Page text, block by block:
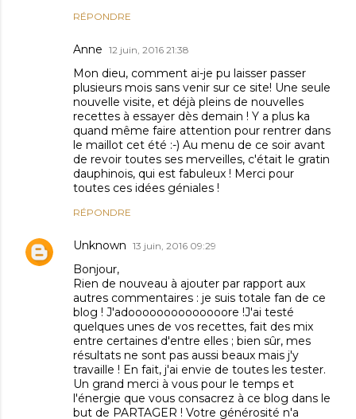
RÉPONDRE
Anne 12 juin, 2016 21:38
Mon dieu, comment ai-je pu laisser passer
plusieurs mois sans venir sur ce site! Une seule
nouvelle visite, et déjà pleins de nouvelles
recettes à essayer dès demain ! Y a plus ka
quand même faire attention pour rentrer dans
le maillot cet été :-) Au menu de ce soir avant
de revoir toutes ses merveilles, c'était le gratin
dauphinois, qui est fabuleux ! Merci pour
toutes ces idées géniales !
RÉPONDRE
Unknown 13 juin, 2016 09:29
Bonjour,
Rien de nouveau à ajouter par rapport aux
autres commentaires : je suis totale fan de ce
blog ! J'adoooooooooooooore !J'ai testé
quelques unes de vos recettes, fait des mix
entre certaines d'entre elles ; bien sûr, mes
résultats ne sont pas aussi beaux mais j'y
travaille ! En fait, j'ai envie de toutes les tester.
Un grand merci à vous pour le temps et
l'énergie que vous consacrez à ce blog dans le
but de PARTAGER ! Votre générosité n'a